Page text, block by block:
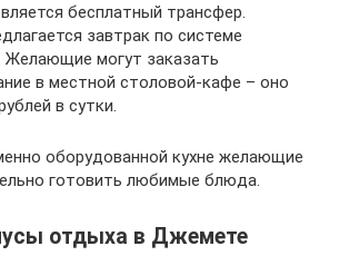
бесплатный трансфер.
завтрак по системе
Желающие могут заказать
в местной столовой-кафе – оно
в сутки.
оборудованной кухне желающие
готовить любимые блюда.
отдыха в Джемете